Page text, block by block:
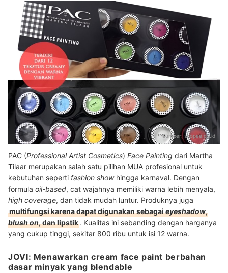
Sumber: shopee.co.id
PAC (Professional Artist Cosmetics) Face Painting dari Martha
Tilaar merupakan salah satu pilihan MUA profesional untuk
kebutuhan seperti fashion showhingga karnaval. Dengan
formula oil-based, cat wajahnya memiliki warna lebih menyala,
high coverage, dan tidak mudah luntur. Produknya juga
multifungsi karena dapat digunakan sebagaieyeshadow,
blush on, dan lipstik. Kualitas ini sebanding dengan harganya
yang cukup tinggi, sekitar 800 ribu untuk isi 12 warna.
JOVI: Menawarkan cream face paint berbahan
dasar minyak yang blendable